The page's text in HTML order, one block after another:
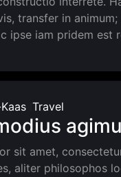
transfer in animum;
ipse iam pridem est
Travel
sit amet,
aliter philosophos